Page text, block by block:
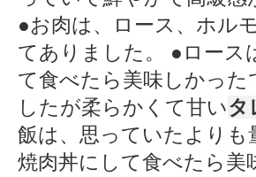
●お肉は、ロース、ホル
てありました。 ●ロース
て食べたら美味しかっ
したが柔らかくて甘いタ
飯は、思っていたより
焼肉丼にして食べたら